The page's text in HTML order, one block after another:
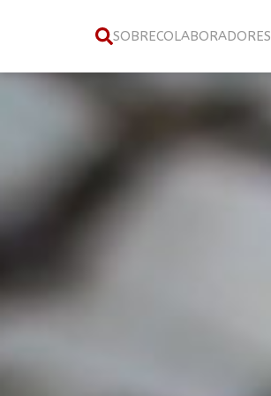
SOBRECOLABORADORES